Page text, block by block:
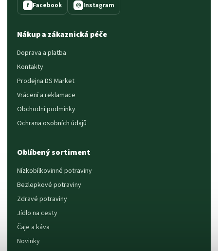
f Facebook ◎ Instagram
Nákup a zákaznická péče
Doprava a platba
Kontakty
Prodejna DS Market
Vrácení a reklamace
Obchodní podmínky
Ochrana osobních údajů
Oblíbený sortiment
Nízkobílkovinné potraviny
Bezlepkové potraviny
Zdravé potraviny
Jídlo na cesty
Čaje a káva
Novinky